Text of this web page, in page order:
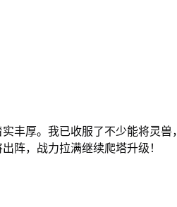
丰厚。我已收服了不少能将灵兽
阵，战力拉满继续爬塔升级！